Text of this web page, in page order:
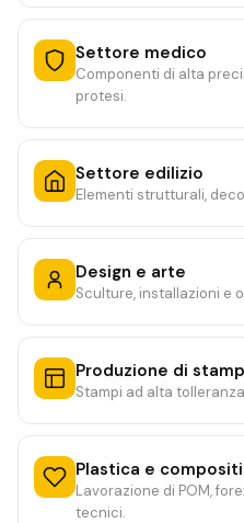
Settore medico
Componenti di alta
protesi.
Settore edilizio
Elementi strutturali,
Design e arte
Sculture, installazioni e
Produzione di
Stampi ad alta
Plastica e compositi
Lavorazione di POM,
tecnici.